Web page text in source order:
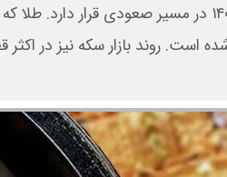
قیمت طلا و سکه امروز دوشنبه ۷ اردیبهشت ۱۴۰۵
تومانی، صعودی شده است. روند